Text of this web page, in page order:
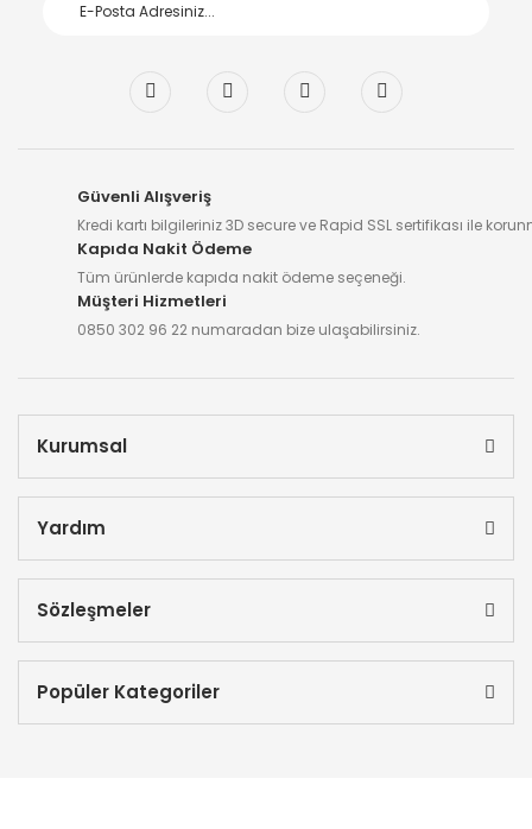
Güvenli Alışveriş
Kredi kartı bilgileriniz 3D secure ve Rapid SSL sertifikası ile
Kapıda Nakit Ödeme
Tüm ürünlerde kapıda nakit ödeme seçeneği.
Müşteri Hizmetleri
0850 302 96 22 numaradan bize ulaşabilirsiniz.
Kurumsal
Yardım
Sözleşmeler
Popüler Kategoriler